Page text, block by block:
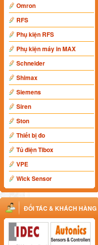
Omron
RFS
Phụ kiện RFS
Phụ kiện máy in MAX
Schneider
Shimax
Siemens
Siren
Ston
Thiết bị đo
Tủ điện Tibox
VPE
Wick Sensor
ĐỐI TÁC & KHÁCH HÀNG